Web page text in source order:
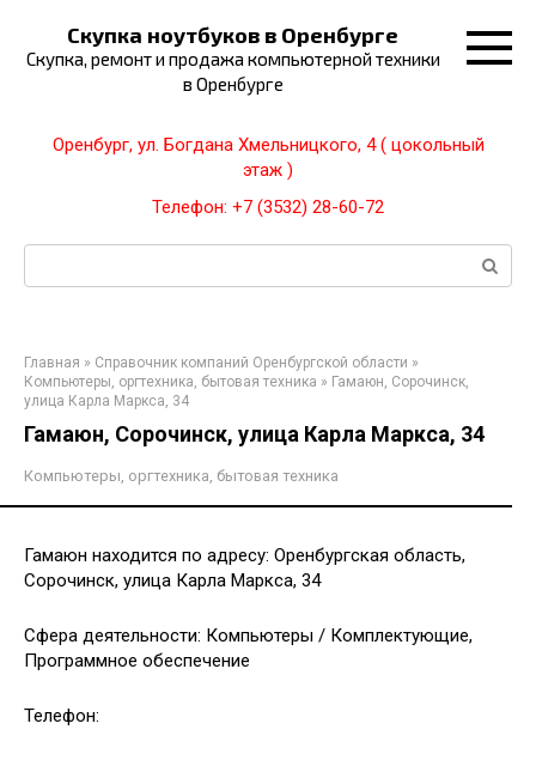
контенту
Скупка ноутбуков в Оренбурге
Скупка, ремонт и продажа компьютерной техники
в Оренбурге
Оренбург, ул. Богдана Хмельницкого, 4 ( цокольный
этаж )
Телефон: +7 (3532) 28-60-72
Поиск:
Главная » Справочник компаний Оренбургской области »
Компьютеры, оргтехника, бытовая техника » Гамаюн, Сорочинск,
улица Карла Маркса, 34
Гамаюн, Сорочинск, улица Карла Маркса, 34
Компьютеры, оргтехника, бытовая техника
Гамаюн находится по адресу: Оренбургская область,
Сорочинск, улица Карла Маркса, 34
Сфера деятельности: Компьютеры / Комплектующие,
Программное обеспечение
Телефон: